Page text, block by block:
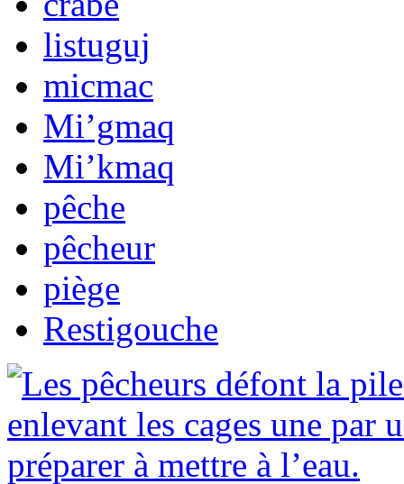
listuguj
micmac
Mi’gmaq
Mi’kmaq
pêche
pêcheur
piège
Restigouche